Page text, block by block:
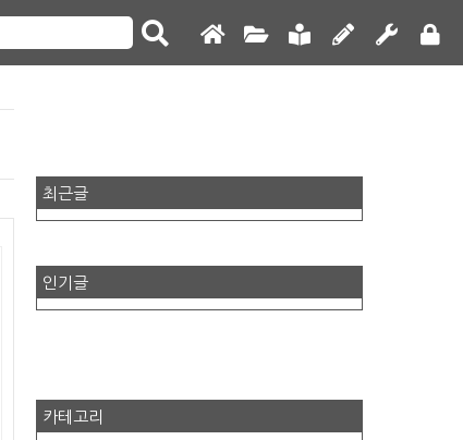
최근글
인기글
카테고리